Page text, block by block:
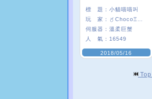
標 題： 小貓喵喵叫
玩 家：
伺服器： 溫柔巨蟹
人 氣： 16549
2018/05/16